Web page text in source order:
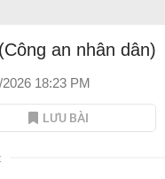
(Công an nhân dân)
18:23 PM
LƯU BÀI